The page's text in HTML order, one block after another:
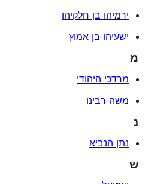
ירמיהו בן חלקיהו
ישעיהו בן אמוץ
מ
מרדכי היהודי
משה רבינו
נ
נתן הנביא
ש